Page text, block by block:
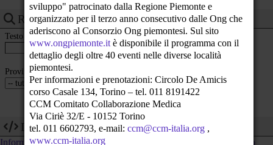
Ricerca eventi
Testo
Provincia
Dev
Informazioni tecniche su come utilizzare i dati di questo calendario
sviluppo" patrocinato dalla Regione Piemonte e
organizzato per il terzo anno consecutivo dalle Ong che
aderiscono al Consorzio Ong piemontesi. Sul sito
www.ongpiemonte.it è disponibile il programma con il
dettaglio degli oltre 40 eventi nelle diverse località
piemontesi.
Per informazioni e prenotazioni: Circolo De Amicis
corso Casale 134, Torino – tel. 011 8191422
CCM Comitato Collaborazione Medica
Via Ciriè 32/E - 10152 Torino
tel. 011 6602793, e-mail:ccm@ccm-italia.org ,
www.ccm-italia.org